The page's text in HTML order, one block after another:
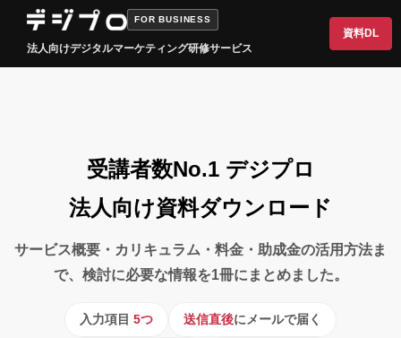
FOR BUSINESS
法人向けデジタルマーケティング研修サービス
資料DL
受講者数No.1 デジプロ
法人向け資料ダウンロード
サービス概要・カリキュラム・料金・助成金の活用方法ま
で、検討に必要な情報を1冊にまとめました。
入力項目 5つ 送信直後にメールで届く